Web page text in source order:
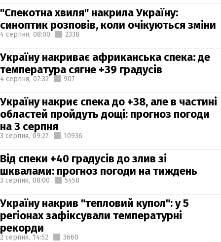
"Спекотна хвиля" накрила Україну:
синоптик розповів, коли очікуються зміни
4 серпня, 08:00 2338
Україну накриває африканська спека: де
температура сягне +39 градусів
4 серпня, 07:32 907
Україну накриє спека до +38, але в частині
областей пройдуть дощі: прогноз погоди
на 3 серпня
3 серпня, 09:27 10936
Від спеки +40 градусів до злив зі
шквалами: прогноз погоди на тиждень
3 серпня, 08:00 5458
Україну накрив "тепловий купол": у 5
регіонах зафіксували температурні
рекорди
2 серпня, 14:52 3660